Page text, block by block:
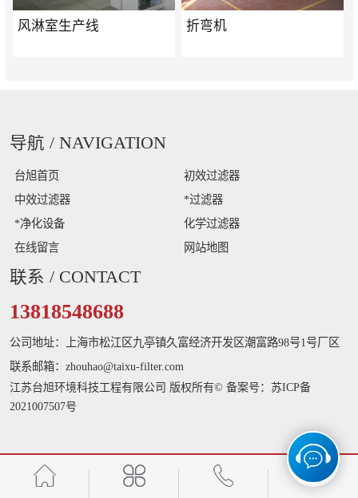
风淋室生产线 折弯机
导航 / NAVIGATION
台旭首页
初效过滤器
中效过滤器
*过滤器
*净化设备
化学过滤器
在线留言
网站地图
联系 / CONTACT
13818548688
公司地址：上海市松江区九亭镇久富经济开发区潮富路98号1号厂区
联系邮箱：zhouhao@taixu-filter.com
江苏台旭环境科技工程有限公司 版权所有© 备案号： 苏ICP备
2021007507号